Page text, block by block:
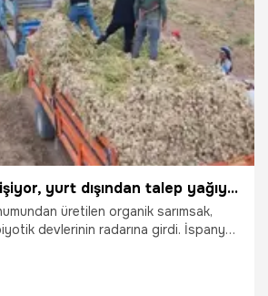
Aksaray'da yetişiyor, yurt dışından talep yağıyor! İspanya ve Rusya peşine düştü: Üretim ikiye katlandı
üretilen organik sarımsak,
devlerinin radarına girdi. İspanya